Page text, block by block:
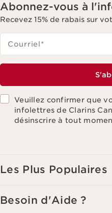
Abonnez-vous à
Recevez 15% de rabais sur
Courriel*
Veuillez confirmer que
infolettres de Clarins
désinscrire à tout
Les Plus Populaires
Besoin d'Aide ?